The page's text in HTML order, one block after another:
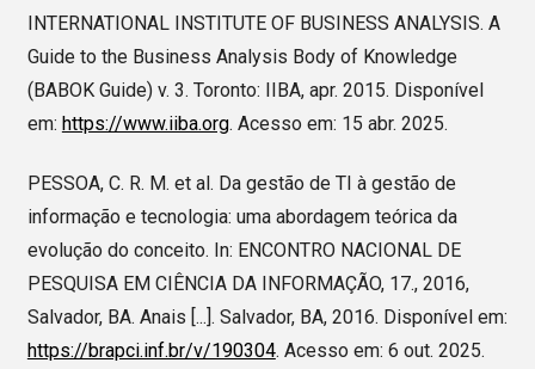
INTERNATIONAL INSTITUTE OF BUSINESS ANALYSIS. A
Guide to the Business Analysis Body of Knowledge
(BABOK Guide) v. 3. Toronto: IIBA, apr. 2015. Disponível
em: https://www.iiba.org. Acesso em: 15 abr. 2025.
PESSOA, C. R. M. et al. Da gestão de TI à gestão de
informação e tecnologia: uma abordagem teórica da
evolução do conceito. In: ENCONTRO NACIONAL DE
PESQUISA EM CIÊNCIA DA INFORMAÇÃO, 17., 2016,
Salvador, BA. Anais [...]. Salvador, BA, 2016. Disponível em:
https://brapci.inf.br/v/190304. Acesso em: 6 out. 2025.